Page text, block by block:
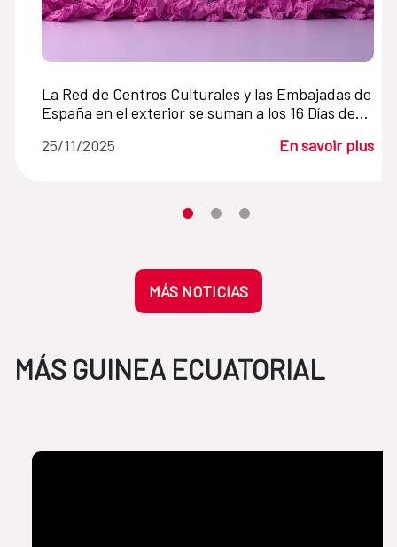
La Red de Centros Culturales y las Embajadas de
España en el exterior se suman a los 16 Días de
25/11/2025 En savoir plus
Desplaza el carrusel hasta su
Desplaza el carrusel hasta su
Desplaza el carrusel
MÁS NOTICIAS
MÁS GUINEA ECUATORIAL